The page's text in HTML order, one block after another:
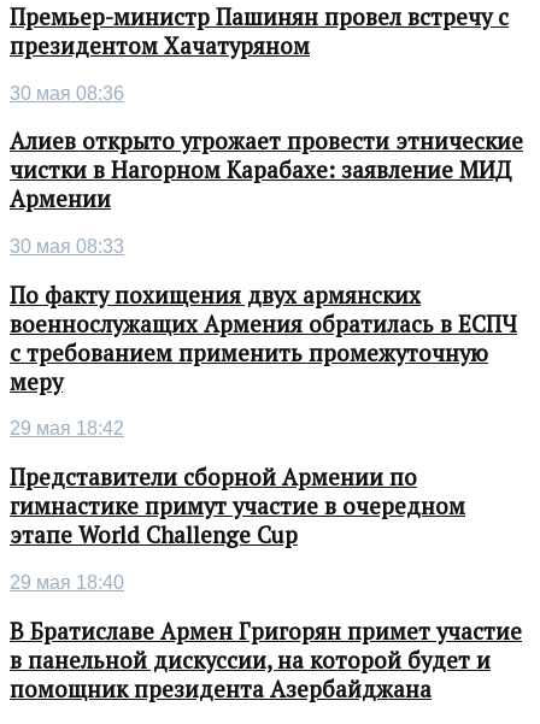
Премьер-министр Пашинян провел встречу с
президентом Хачатуряном
30 мая 08:36
Алиев открыто угрожает провести этнические
чистки в Нагорном Карабахе: заявление МИД
Армении
30 мая 08:33
По факту похищения двух армянских
военнослужащих Армения обратилась в ЕСПЧ
с требованием применить промежуточную
меру
29 мая 18:42
Представители сборной Армении по
гимнастике примут участие в очередном
этапе World Challenge Cup
29 мая 18:40
В Братиславе Армен Григорян примет участие
в панельной дискуссии, на которой будет и
помощник президента Азербайджана